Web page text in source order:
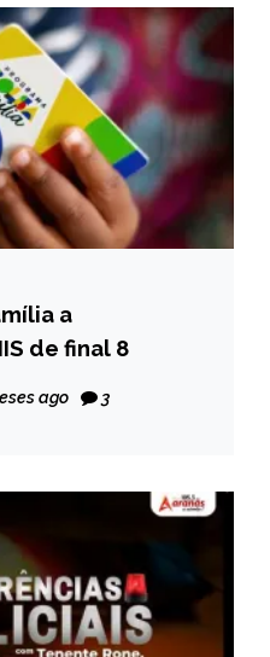
a
de final 8
ago 3